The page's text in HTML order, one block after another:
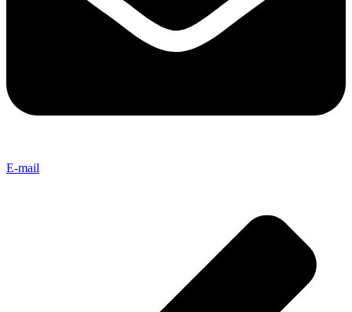
E-mail